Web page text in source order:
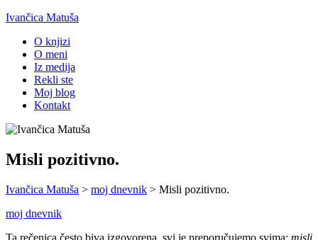
Ivančica Matuša
O knjizi
O meni
Iz medija
Rekli ste
Moj blog
Kontakt
Misli pozitivno.
Ivančica Matuša > moj dnevnik > Misli pozitivno.
moj dnevnik
Ta rečenica često biva izgovorena, svi je preporučujemo svima: misli